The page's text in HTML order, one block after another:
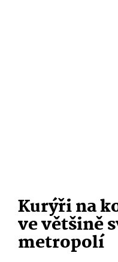
Kurýři na
ve většině
metropolí